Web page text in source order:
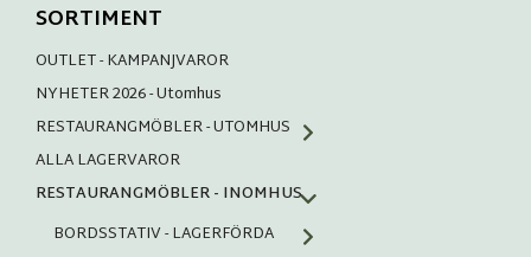
SORTIMENT
OUTLET - KAMPANJVAROR
NYHETER 2026 - Utomhus
RESTAURANGMÖBLER - UTOMHUS
ALLA LAGERVAROR
RESTAURANGMÖBLER - INOMHUS
BORDSSTATIV - LAGERFÖRDA